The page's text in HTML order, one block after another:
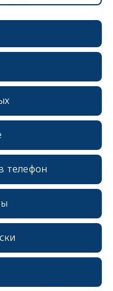
телефон
erid: 2SDnjcrDNw6